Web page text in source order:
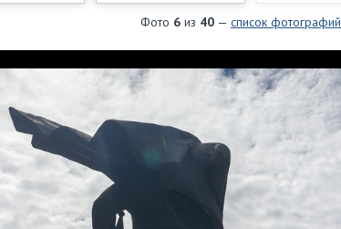
Фото 6 из 40 — список фотографий